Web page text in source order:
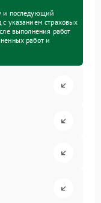
и последующий
с указанием страховых
выполнения работ
работ и